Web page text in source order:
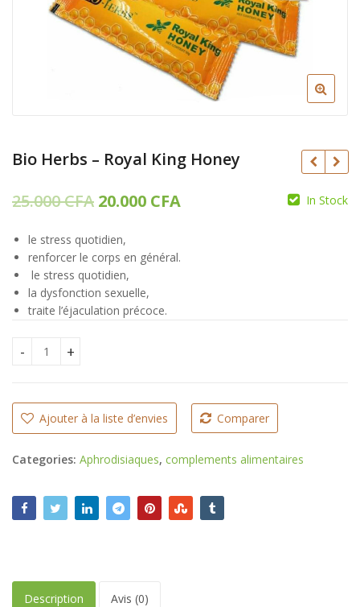
Bio Herbs – Royal King Honey
25.000CFA Le
initial
était :
25.000 CFA.
20.000 CFALe
In Stock
le stress quotidien,
renforcer le corps en général.
le stress quotidien,
la dysfonction sexuelle,
traite l’éjaculation précoce.
Bio Herbs - Royal King Honey quantity
Ajouter à la liste d’envies Comparer
Categories: Aphrodisiaques, complements alimentaires
Description Avis (0)